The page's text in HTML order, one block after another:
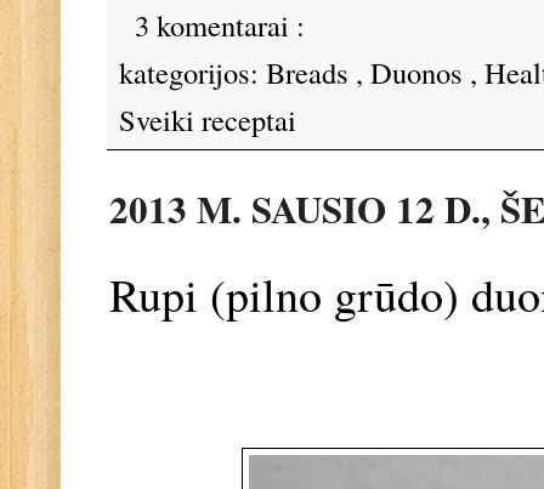
3 komentarai :
kategorijos: Breads , Duonos ,
Sveiki receptai
2013 M. SAUSIO 12 D.,
Rupi (pilno grūdo)